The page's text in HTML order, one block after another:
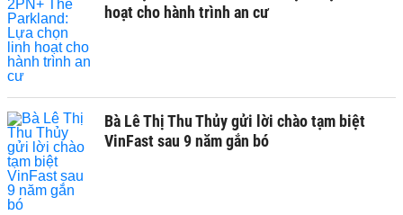
hoạt cho hành trình an cư
Bà Lê Thị Thu Thủy gửi lời chào tạm biệt
VinFast sau 9 năm gắn bó